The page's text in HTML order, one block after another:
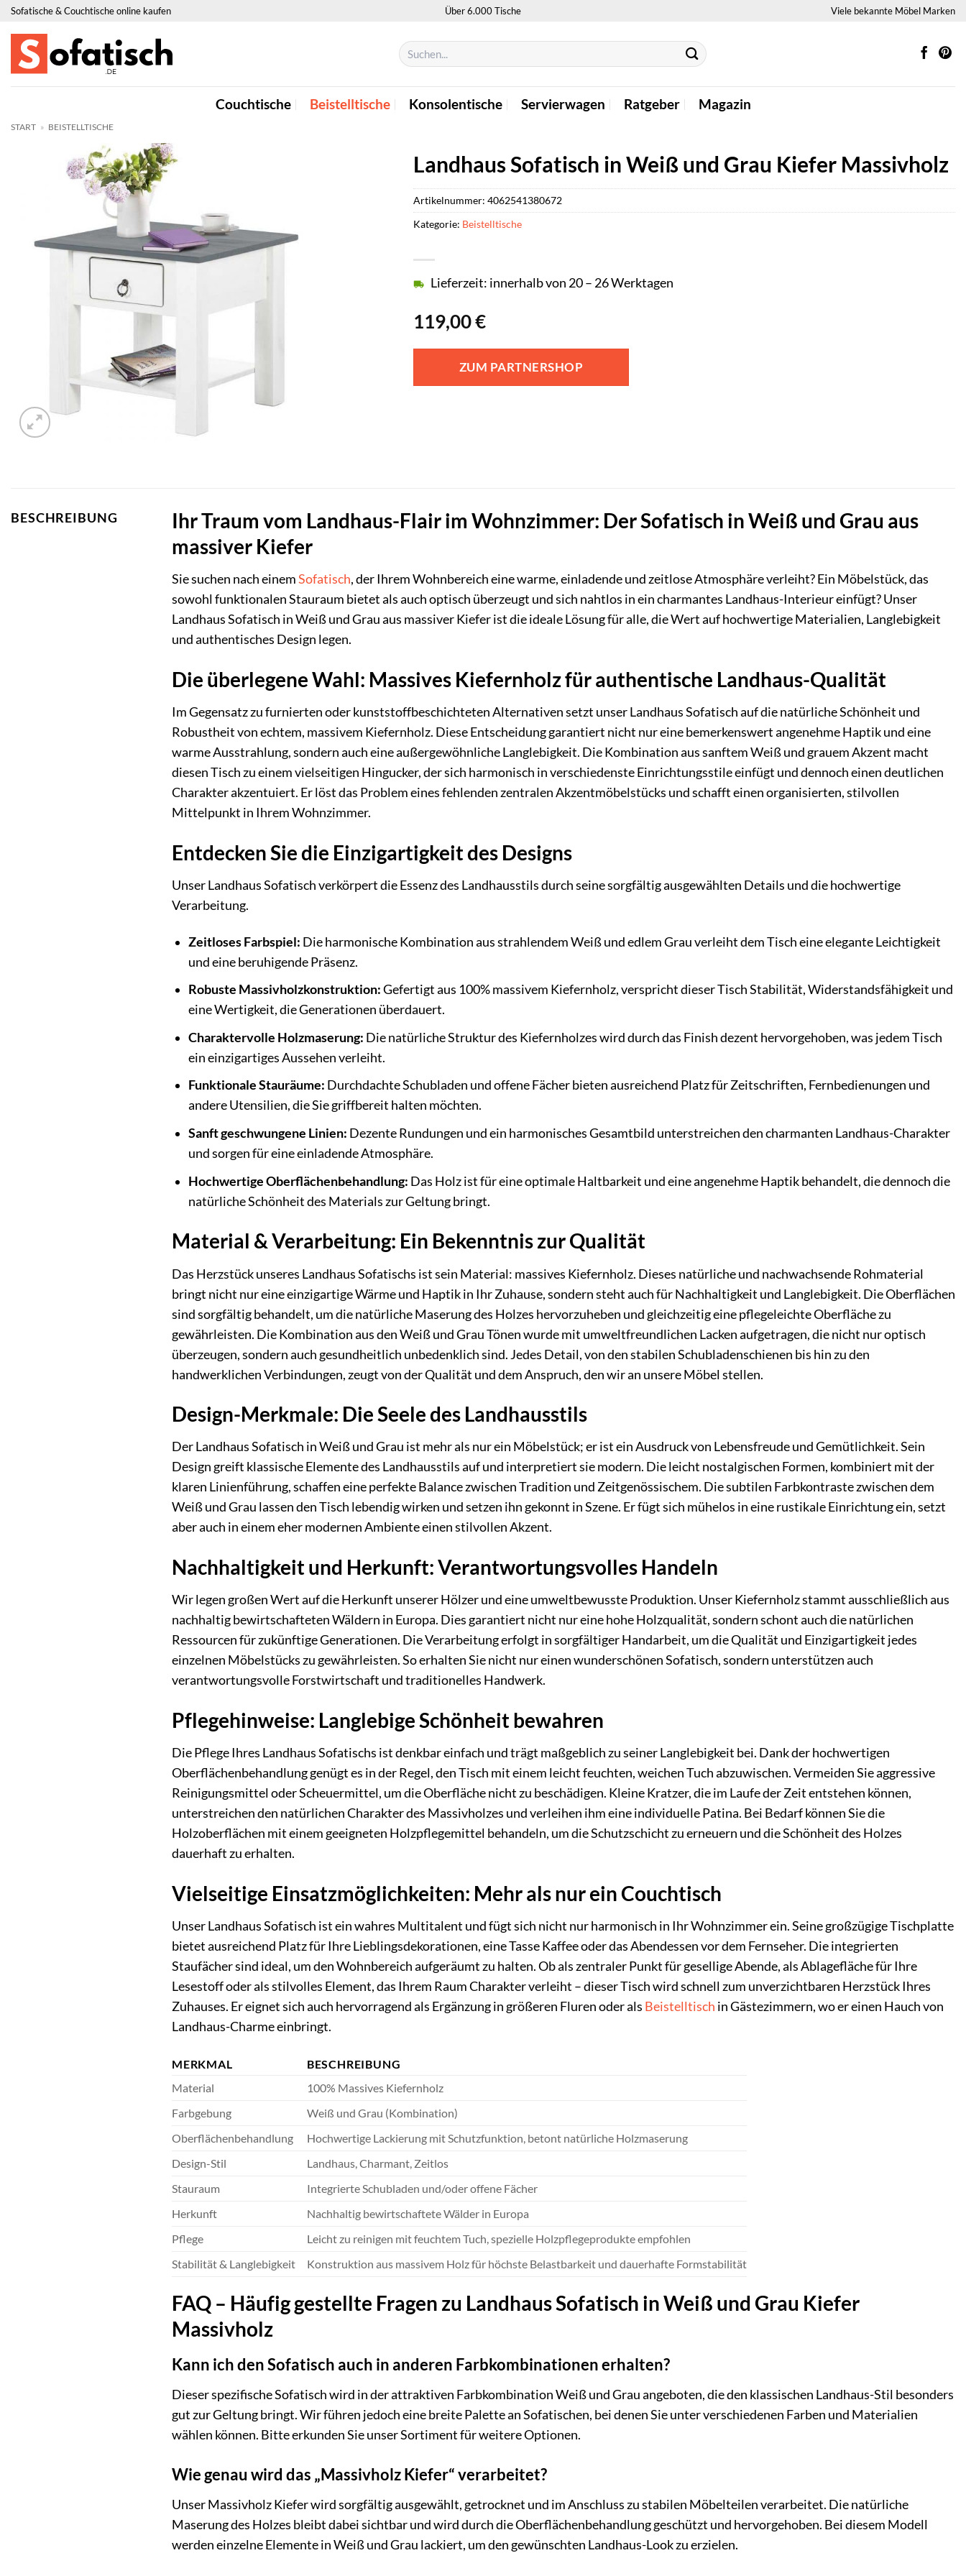
Zum
springen
Sofatische & Couchtische online kaufen Über 6.000 Tische Viele bekannte Möbel Marken
Suchen
nach:
Couchtische Beistelltische Konsolentische Servierwagen Ratgeber Magazin
START » BEISTELLTISCHE
Landhaus Sofatisch in Weiß und Grau Kiefer Massivholz
119,00€
Lieferzeit: innerhalb von 20 – 26 Werktagen
ZUM PARTNERSHOP
Artikelnummer: 4062541380672
Kategorie: Beistelltische
BESCHREIBUNG
Ihr Traum vom Landhaus-Flair im Wohnzimmer: Der Sofatisch in Weiß und Grau aus
massiver Kiefer
Sie suchen nach einemSofatisch, der Ihrem Wohnbereich eine warme, einladende und zeitlose Atmosphäre verleiht? Ein Möbelstück, das
sowohl funktionalen Stauraum bietet als auch optisch überzeugt und sich nahtlos in ein charmantes Landhaus-Interieur einfügt? Unser
Landhaus Sofatisch in Weiß und Grau aus massiver Kiefer ist die ideale Lösung für alle, die Wert auf hochwertige Materialien, Langlebigkeit
und authentisches Design legen.
Die überlegene Wahl: Massives Kiefernholz für authentische Landhaus-Qualität
Im Gegensatz zu furnierten oder kunststoffbeschichteten Alternativen setzt unser Landhaus Sofatisch auf die natürliche Schönheit und
Robustheit von echtem, massivem Kiefernholz. Diese Entscheidung garantiert nicht nur eine bemerkenswert angenehme Haptik und eine
warme Ausstrahlung, sondern auch eine außergewöhnliche Langlebigkeit. Die Kombination aus sanftem Weiß und grauem Akzent macht
diesen Tisch zu einem vielseitigen Hingucker, der sich harmonisch in verschiedenste Einrichtungsstile einfügt und dennoch einen deutlichen
Charakter akzentuiert. Er löst das Problem eines fehlenden zentralen Akzentmöbelstücks und schafft einen organisierten, stilvollen
Mittelpunkt in Ihrem Wohnzimmer.
Entdecken Sie die Einzigartigkeit des Designs
Unser Landhaus Sofatisch verkörpert die Essenz des Landhausstils durch seine sorgfältig ausgewählten Details und die hochwertige
Verarbeitung.
Zeitloses Farbspiel: Die harmonische Kombination aus strahlendem Weiß und edlem Grau verleiht dem Tisch eine elegante Leichtigkeit
und eine beruhigende Präsenz.
Robuste Massivholzkonstruktion:Gefertigt aus 100% massivem Kiefernholz, verspricht dieser Tisch Stabilität, Widerstandsfähigkeit und
eine Wertigkeit, die Generationen überdauert.
Charaktervolle Holzmaserung: Die natürliche Struktur des Kiefernholzes wird durch das Finish dezent hervorgehoben, was jedem Tisch
ein einzigartiges Aussehen verleiht.
Funktionale Stauräume: Durchdachte Schubladen und offene Fächer bieten ausreichend Platz für Zeitschriften, Fernbedienungen und
andere Utensilien, die Sie griffbereit halten möchten.
Sanft geschwungene Linien: Dezente Rundungen und ein harmonisches Gesamtbild unterstreichen den charmanten Landhaus-Charakter
und sorgen für eine einladende Atmosphäre.
Hochwertige Oberflächenbehandlung: Das Holz ist für eine optimale Haltbarkeit und eine angenehme Haptik behandelt, die dennoch die
natürliche Schönheit des Materials zur Geltung bringt.
Material & Verarbeitung: Ein Bekenntnis zur Qualität
Das Herzstück unseres Landhaus Sofatischs ist sein Material: massives Kiefernholz. Dieses natürliche und nachwachsende Rohmaterial
bringt nicht nur eine einzigartige Wärme und Haptik in Ihr Zuhause, sondern steht auch für Nachhaltigkeit und Langlebigkeit. Die Oberflächen
sind sorgfältig behandelt, um die natürliche Maserung des Holzes hervorzuheben und gleichzeitig eine pflegeleichte Oberfläche zu
gewährleisten. Die Kombination aus den Weiß und Grau Tönen wurde mit umweltfreundlichen Lacken aufgetragen, die nicht nur optisch
überzeugen, sondern auch gesundheitlich unbedenklich sind. Jedes Detail, von den stabilen Schubladenschienen bis hin zu den
handwerklichen Verbindungen, zeugt von der Qualität und dem Anspruch, den wir an unsere Möbel stellen.
Design-Merkmale: Die Seele des Landhausstils
Der Landhaus Sofatisch in Weiß und Grau ist mehr als nur ein Möbelstück; er ist ein Ausdruck von Lebensfreude und Gemütlichkeit. Sein
Design greift klassische Elemente des Landhausstils auf und interpretiert sie modern. Die leicht nostalgischen Formen, kombiniert mit der
klaren Linienführung, schaffen eine perfekte Balance zwischen Tradition und Zeitgenössischem. Die subtilen Farbkontraste zwischen dem
Weiß und Grau lassen den Tisch lebendig wirken und setzen ihn gekonnt in Szene. Er fügt sich mühelos in eine rustikale Einrichtung ein, setzt
aber auch in einem eher modernen Ambiente einen stilvollen Akzent.
Nachhaltigkeit und Herkunft: Verantwortungsvolles Handeln
Wir legen großen Wert auf die Herkunft unserer Hölzer und eine umweltbewusste Produktion. Unser Kiefernholz stammt ausschließlich aus
nachhaltig bewirtschafteten Wäldern in Europa. Dies garantiert nicht nur eine hohe Holzqualität, sondern schont auch die natürlichen
Ressourcen für zukünftige Generationen. Die Verarbeitung erfolgt in sorgfältiger Handarbeit, um die Qualität und Einzigartigkeit jedes
einzelnen Möbelstücks zu gewährleisten. So erhalten Sie nicht nur einen wunderschönen Sofatisch, sondern unterstützen auch
verantwortungsvolle Forstwirtschaft und traditionelles Handwerk.
Pflegehinweise: Langlebige Schönheit bewahren
Die Pflege Ihres Landhaus Sofatischs ist denkbar einfach und trägt maßgeblich zu seiner Langlebigkeit bei. Dank der hochwertigen
Oberflächenbehandlung genügt es in der Regel, den Tisch mit einem leicht feuchten, weichen Tuch abzuwischen. Vermeiden Sie aggressive
Reinigungsmittel oder Scheuermittel, um die Oberfläche nicht zu beschädigen. Kleine Kratzer, die im Laufe der Zeit entstehen können,
unterstreichen den natürlichen Charakter des Massivholzes und verleihen ihm eine individuelle Patina. Bei Bedarf können Sie die
Holzoberflächen mit einem geeigneten Holzpflegemittel behandeln, um die Schutzschicht zu erneuern und die Schönheit des Holzes
dauerhaft zu erhalten.
Vielseitige Einsatzmöglichkeiten: Mehr als nur ein Couchtisch
Unser Landhaus Sofatisch ist ein wahres Multitalent und fügt sich nicht nur harmonisch in Ihr Wohnzimmer ein. Seine großzügige Tischplatte
bietet ausreichend Platz für Ihre Lieblingsdekorationen, eine Tasse Kaffee oder das Abendessen vor dem Fernseher. Die integrierten
Staufächer sind ideal, um den Wohnbereich aufgeräumt zu halten. Ob als zentraler Punkt für gesellige Abende, als Ablagefläche für Ihre
Lesestoff oder als stilvolles Element, das Ihrem Raum Charakter verleiht – dieser Tisch wird schnell zum unverzichtbaren Herzstück Ihres
Zuhauses. Er eignet sich auch hervorragend als Ergänzung in größeren Fluren oder als Beistelltisch in Gästezimmern, wo er einen Hauch von
Landhaus-Charme einbringt.
MERKMAL
BESCHREIBUNG
Material
100% Massives Kiefernholz
Farbgebung
Weiß und Grau (Kombination)
Oberflächenbehandlung
Hochwertige Lackierung mit Schutzfunktion, betont natürliche Holzmaserung
Design-Stil
Landhaus, Charmant, Zeitlos
Stauraum
Integrierte Schubladen und/oder offene Fächer
Herkunft
Nachhaltig bewirtschaftete Wälder in Europa
Pflege
Leicht zu reinigen mit feuchtem Tuch, spezielle Holzpflegeprodukte empfohlen
Stabilität & Langlebigkeit
Konstruktion aus massivem Holz für höchste Belastbarkeit und dauerhafte Formstabilität
FAQ – Häufig gestellte Fragen zu Landhaus Sofatisch in Weiß und Grau Kiefer
Massivholz
Kann ich den Sofatisch auch in anderen Farbkombinationen erhalten?
Dieser spezifische Sofatisch wird in der attraktiven Farbkombination Weiß und Grau angeboten, die den klassischen Landhaus-Stil besonders
gut zur Geltung bringt. Wir führen jedoch eine breite Palette an Sofatischen, bei denen Sie unter verschiedenen Farben und Materialien
wählen können. Bitte erkunden Sie unser Sortiment für weitere Optionen.
Wie genau wird das „Massivholz Kiefer“ verarbeitet?
Unser Massivholz Kiefer wird sorgfältig ausgewählt, getrocknet und im Anschluss zu stabilen Möbelteilen verarbeitet. Die natürliche
Maserung des Holzes bleibt dabei sichtbar und wird durch die Oberflächenbehandlung geschützt und hervorgehoben. Bei diesem Modell
werden einzelne Elemente in Weiß und Grau lackiert, um den gewünschten Landhaus-Look zu erzielen.